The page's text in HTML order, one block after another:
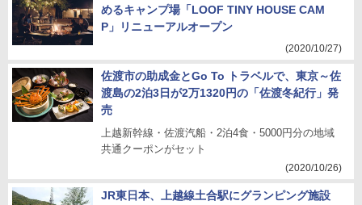
めるキャンプ場「LOOF TINY HOUSE CAM
P」リニューアルオープン
(2020/10/27)
佐渡市の助成金とGo To トラベルで、東京～佐
渡島の2泊3日が2万1320円の「佐渡冬紀行」発
売
上越新幹線・佐渡汽船・2泊4食・5000円分の地域
共通クーポンがセット
(2020/10/26)
JR東日本、上越線土合駅にグランピング施設